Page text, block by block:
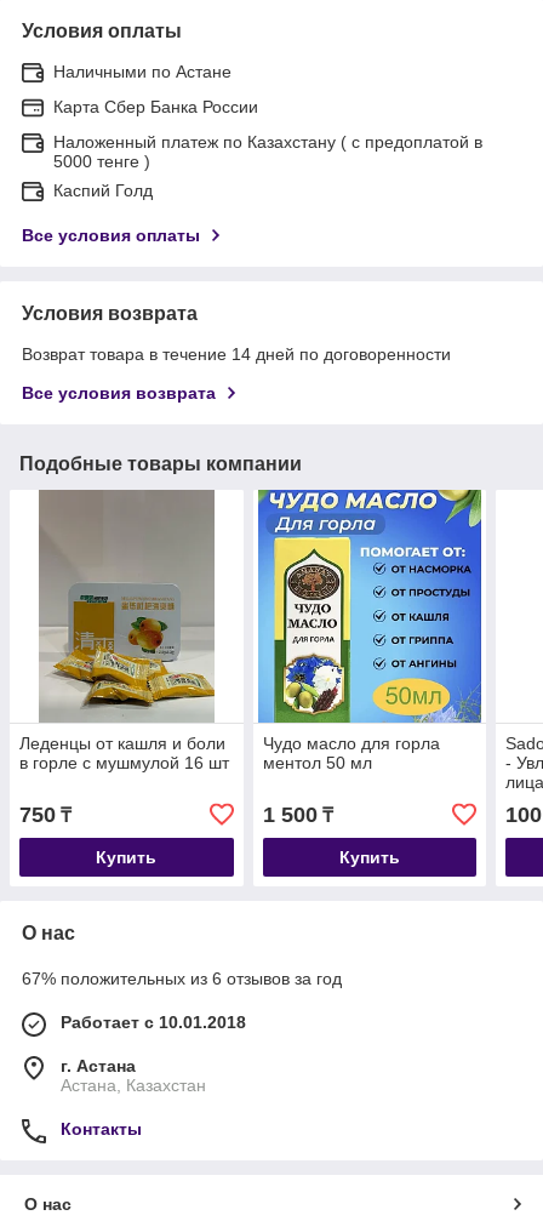
Условия оплаты
Наличными по Астане
Карта Сбер Банка России
Наложенный платеж по Казахстану ( с предоплатой в
5000 тенге )
Каспий Голд
Все условия оплаты
Условия возврата
Возврат товара в течение 14 дней по договоренности
Все условия возврата
Подобные товары компании
Леденцы от кашля и боли
в горле с мушмулой 16 шт
750 ₸
Купить
Чудо масло для горла
ментол 50 мл
1 500₸
Купить
-
100
О нас
67% положительных из 6 отзывов за год
Работает с 10.01.2018
г. Астана
Астана, Казахстан
Контакты
О нас